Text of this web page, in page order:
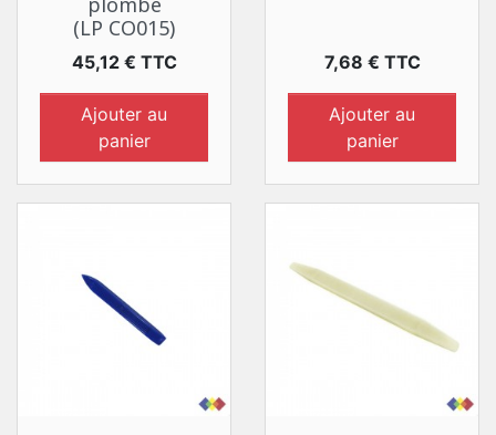
(LP CO015)
Prix
45,12 € TTC
Ajouter au
panier
Prix
7,68 € TTC
Ajouter au
panier